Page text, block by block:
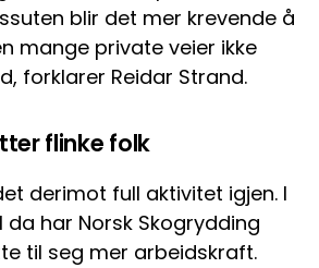
blir det mer krevende å
mange private veier ikke
forklarer Reidar Strand.
flinke folk
derimot full aktivitet igjen. I
har Norsk Skogrydding
til seg mer arbeidskraft.